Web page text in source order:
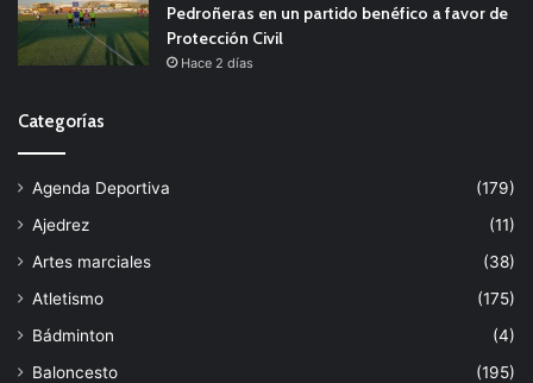
Pedroñeras en un partido benéfico a favor de
Protección Civil
Hace 2 días
Categorías
Agenda Deportiva
(179)
Ajedrez
(11)
Artes marciales
(38)
Atletismo
(175)
Bádminton
(4)
Baloncesto
(195)